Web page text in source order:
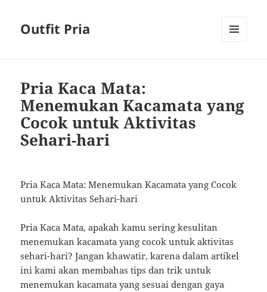
Outfit Pria
Pria Kaca Mata:
Menemukan Kacamata yang
Cocok untuk Aktivitas
Sehari-hari
Pria Kaca Mata: Menemukan Kacamata yang Cocok
untuk Aktivitas Sehari-hari
Pria Kaca Mata, apakah kamu sering kesulitan
menemukan kacamata yang cocok untuk aktivitas
sehari-hari? Jangan khawatir, karena dalam artikel
ini kami akan membahas tips dan trik untuk
menemukan kacamata yang sesuai dengan gaya